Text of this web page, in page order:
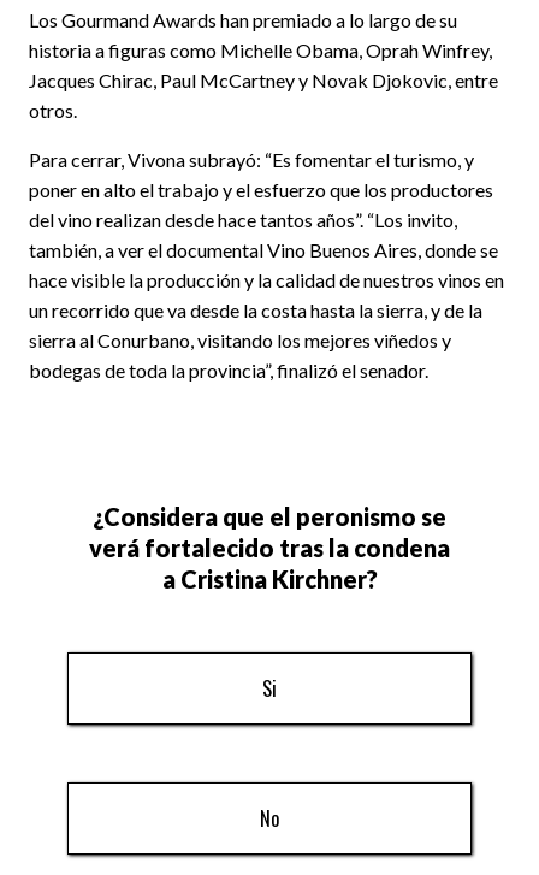
Los Gourmand Awards han premiado a lo largo de su
historia a figuras como Michelle Obama, Oprah Winfrey,
Jacques Chirac, Paul McCartney y Novak Djokovic, entre
otros.
Para cerrar, Vivona subrayó: “Es fomentar el turismo, y
poner en alto el trabajo y el esfuerzo que los productores
del vino realizan desde hace tantos años”. “Los invito,
también, a ver el documental Vino Buenos Aires, donde se
hace visible la producción y la calidad de nuestros vinos en
un recorrido que va desde la costa hasta la sierra, y de la
sierra al Conurbano, visitando los mejores viñedos y
bodegas de toda la provincia”, finalizó el senador.
¿Considera que el peronismo se
verá fortalecido tras la condena
a Cristina Kirchner?
Si
No